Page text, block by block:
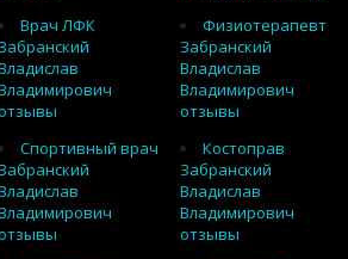
Врач ЛФК
Забранский
Физиотерапевт
Забранский
Владислав
Владимирович
отзывы
Спортивный врач
Забранский
Костоправ
Забранский
Владислав
Владимирович
отзывы